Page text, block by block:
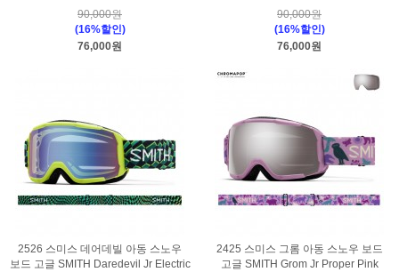
90,000원
(16%할인)
76,000원
90,000원
(16%할인)
76,000원
2526 스미스 데어데빌 아동 스노우
보드 고글 SMITH Daredevil Jr Electric
2425 스미스 그롬 아동 스노우 보드
고글 SMITH Grom Jr Proper Pink